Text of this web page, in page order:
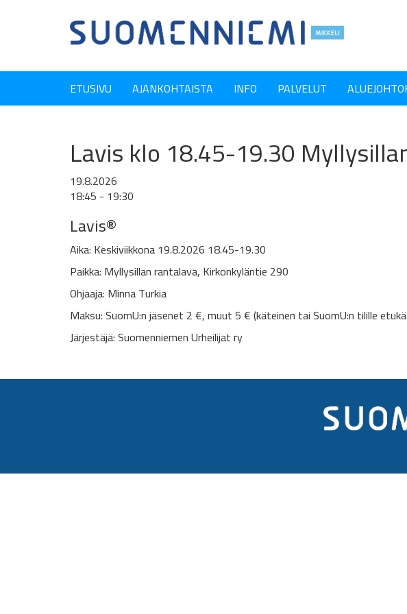
ETUSIVU AJANKOHTAISTA INFO PALVELUT
Lavis klo 18.45-19.30
19.8.2026
18:45 - 19:30
Lavis®
Aika: Keskiviikkona 19.8.2026 18.45-19.30
Paikka: Myllysillan rantalava, Kirkonkyläntie 290
Ohjaaja: Minna Turkia
Maksu: SuomU:n jäsenet 2 €, muut 5 € (käteinen tai SuomU:n tilille
Järjestäjä: Suomenniemen Urheilijat ry